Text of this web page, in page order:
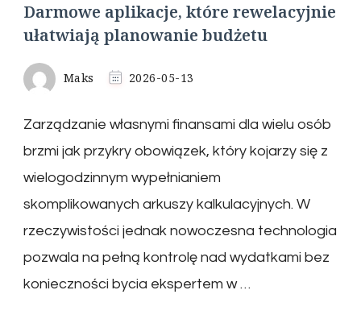
Darmowe aplikacje, które rewelacyjnie
ułatwiają planowanie budżetu
Maks 2026-05-13
Zarządzanie własnymi finansami dla wielu osób
brzmi jak przykry obowiązek, który kojarzy się z
wielogodzinnym wypełnianiem
skomplikowanych arkuszy kalkulacyjnych. W
rzeczywistości jednak nowoczesna technologia
pozwala na pełną kontrolę nad wydatkami bez
konieczności bycia ekspertem w …